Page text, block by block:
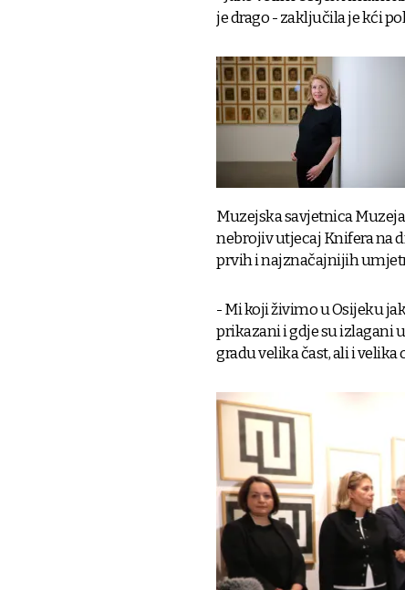
je drago - zaključila je kći
Muzejska savjetnica
nebrojiv utjecaj Knifera na
prvih i najznačajnijih
- Mi koji živimo u Osijeku
prikazani i gdje su izlagani
gradu velika čast, ali i